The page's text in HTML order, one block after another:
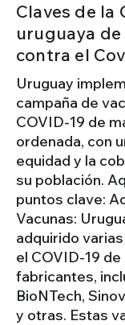
Claves de la
uruguaya
contra el
Uruguay
campaña de
COVID-19 de
ordenada, con
equidad y la
su población.
puntos clave:
Vacunas:
adquirido
el COVID-19
fabricantes,
BioNTech,
y otras. Estas